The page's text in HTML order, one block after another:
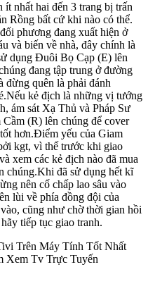
ít nhất hai đến 3 trang bị trấn
Rồng bất cứ khi nào có thể.
phương đang xuất hiện ở
và biến về nhà, đây chính là
dụng Đuôi Bọ Cạp (E) lên
đang tập trung ở đường
đừng quên là phải đánh
kẻ địch là những vị tướng
ám sát Xạ Thủ và Pháp Sư
(R) lên chúng để cover
hơn.Điểm yếu của Giam
kgt, vì thế trước khi giao
xem các kẻ địch nào đã mua
chúng.Khi đã sử dụng hết kĩ
nên cố chấp lao sâu vào
lùi về phía đồng đội của
cũng như chờ thời gian hồi
tiếp tục giao tranh.
Trên Máy Tính Tốt Nhất
Xem Tv Trực Tuyến